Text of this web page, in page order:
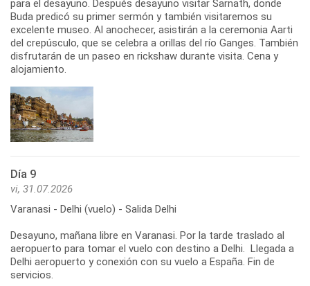
para el desayuno. Después desayuno visitar Sarnath, donde
Buda predicó su primer sermón y también visitaremos su
excelente museo. Al anochecer, asistirán a la ceremonia Aarti
del crepúsculo, que se celebra a orillas del río Ganges. También
disfrutarán de un paseo en rickshaw durante visita. Cena y
alojamiento.
Día 9
vi, 31.07.2026
Varanasi - Delhi (vuelo) - Salida Delhi
Desayuno, mañana libre en Varanasi. Por la tarde traslado al
aeropuerto para tomar el vuelo con destino a Delhi. Llegada a
Delhi aeropuerto y conexión con su vuelo a España. Fin de
servicios.